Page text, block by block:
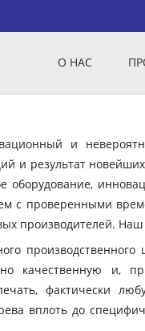
О НАС
и
и результат
оборудование,
с проверенными
производителей. Наш
качественную и,
фактически
вплоть до